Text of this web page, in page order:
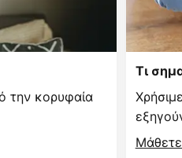
την κορυφαία
Τι